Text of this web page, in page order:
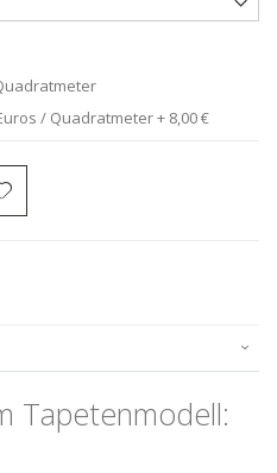
/ Quadratmeter+ 8,00 €
Tapetenmodell: